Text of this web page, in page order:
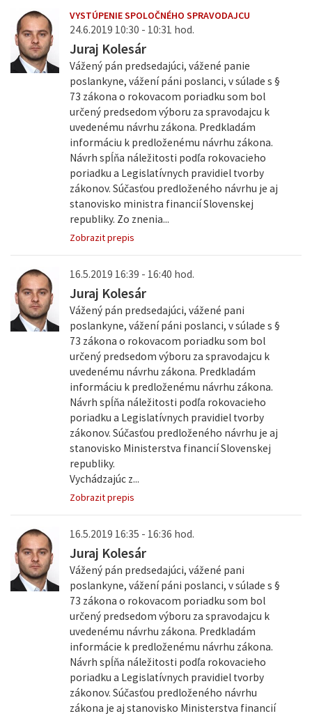
VYSTÚPENIE SPOLOČNÉHO SPRAVODAJCU
24.6.2019 10:30 - 10:31 hod.
Juraj Kolesár
Vážený pán predsedajúci, vážené panie
poslankyne, vážení páni poslanci, v súlade s §
73 zákona o rokovacom poriadku som bol
určený predsedom výboru za spravodajcu k
uvedenému návrhu zákona. Predkladám
informáciu k predloženému návrhu zákona.
Návrh spĺňa náležitosti podľa rokovacieho
poriadku a Legislatívnych pravidiel tvorby
zákonov. Súčasťou predloženého návrhu je aj
stanovisko ministra financií Slovenskej
republiky. Zo znenia...
Zobrazit prepis
16.5.2019 16:39 - 16:40 hod.
Juraj Kolesár
Vážený pán predsedajúci, vážené pani
poslankyne, vážení páni poslanci, v súlade s §
73 zákona o rokovacom poriadku som bol
určený predsedom výboru za spravodajcu k
uvedenému návrhu zákona. Predkladám
informáciu k predloženému návrhu zákona.
Návrh spĺňa náležitosti podľa rokovacieho
poriadku a Legislatívnych pravidiel tvorby
zákonov. Súčasťou predloženého návrhu je aj
stanovisko Ministerstva financií Slovenskej
republiky.
Vychádzajúc z...
Zobrazit prepis
16.5.2019 16:35 - 16:36 hod.
Juraj Kolesár
Vážený pán predsedajúci, vážené pani
poslankyne, vážení páni poslanci, v súlade s §
73 zákona o rokovacom poriadku som bol
určený predsedom výboru za spravodajcu k
uvedenému návrhu zákona. Predkladám
informácie k predloženému návrhu zákona.
Návrh spĺňa náležitosti podľa rokovacieho
poriadku a Legislatívnych pravidiel tvorby
zákonov. Súčasťou predloženého návrhu
zákona je aj stanovisko Ministerstva financií